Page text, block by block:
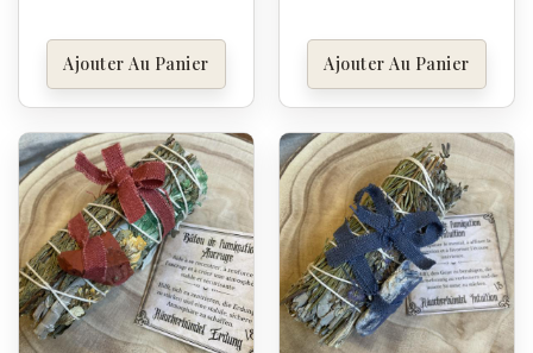
Ajouter Au Panier Ajouter Au Panier